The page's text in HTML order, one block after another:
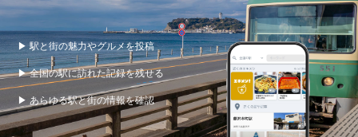
▶ 駅と街の魅力やグルメを投稿
▶ 全国の駅に訪れた記録を残せる
▶ あらゆる駅と街の情報を確認